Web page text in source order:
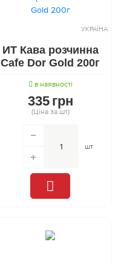
УКРАЇНА
ИТ Кава розчинна
Cafe Dor Gold 200г
в наявності
335 грн
(Ціна за шт)
шт